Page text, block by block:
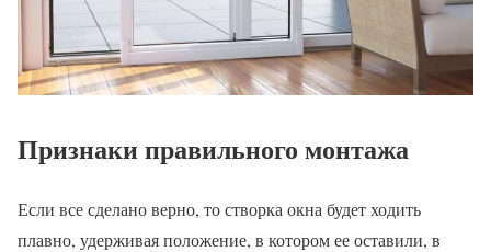
Признаки правильного монтажа
Если все сделано верно, то створка окна будет ходить
плавно, удерживая положение, в котором ее оставили, в